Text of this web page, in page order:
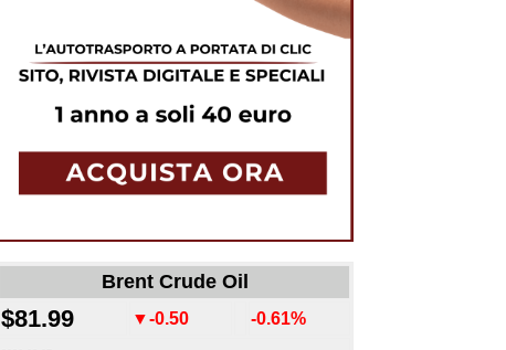
Brent Crude Oil
$81.99 ▼-0.50 -0.61%